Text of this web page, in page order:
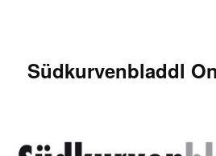
Südkurvenbladdl